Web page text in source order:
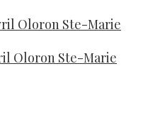
Oloron Ste-Marie
Oloron Ste-Marie